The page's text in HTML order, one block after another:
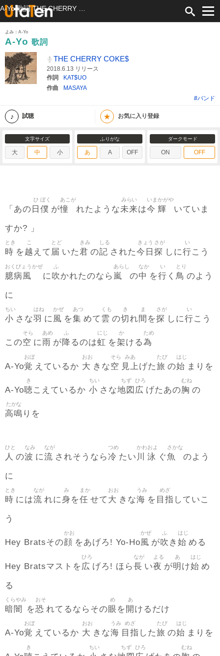
よみ：A-Yo
A-Yo 歌詞
THE CHERRY COKE$
2018.6.13 リリース
作詞
KAT$UO
作曲
MASAYA
#バンド
試聴 ★ お気に入り登録
文字サイズ
大 中 小
ふりがな
あ A OFF
ダークモード
ON OFF
「あの 日
ひ
僕
ぼく
が憧
あこが
れたような未来
みらい
は今
いま
輝
かがや
いていま
すか? 」
時
とき
を越
こ
えて 届
とど
いた君
きみ
の記
しる
された今日
きょう
探
さが
しに行
い
こう
臆病風
おくびょうかぜ
に吹
ふ
かれたのなら 嵐
あらし
の中
なか
を行
い
く 鳥
とり
のよう
に
小
ちい
さな羽
はね
に風
かぜ
を集
あつ
めて 雲
くも
の切
き
れ間
ま
を探
さが
しに行
い
こう
この空
そら
に雨
あめ
が降
ふ
るのは虹
にじ
を架
か
ける為
ため
A-Yo覚
おぼ
えているか 大
おお
きな空
そら
見上
みあ
げた旅
たび
の始
はじ
まりを
A-Yo聴
き
こえているか 小
ちい
さな地図
ちず
広
ひろ
げたあの胸
むね
の
高鳴
たかな
りを
人
ひと
の波
なみ
に流
なが
されそうなら冷
つめ
たい 川
かわ
泳
およ
ぐ魚
さかな
のよう
に
時
とき
には流
なが
れに身
み
を任
まか
せて 大
おお
きな海
うみ
を 目指
めざ
していこ
う
Hey Bratsその顔
かお
をあげろ! Yo-Ho風
かぜ
が吹
ふ
き 始
はじ
める
Hey Bratsマストを 広
ひろ
げろ! ほら長
なが
い夜
よる
が明
あ
け始
はじ
め
る
暗闇
くらやみ
を恐
おそ
れてるならその眼
め
を 開
あ
けるだけ
A-Yo覚
おぼ
えているか 大
おお
きな海
うみ
目指
めざ
した旅
たび
の始
はじ
まりを
き ちい ちず ひろ むね